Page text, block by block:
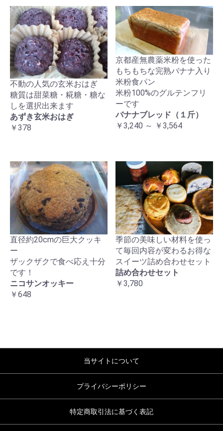
不動の人気の玄米おはぎ
糖質は甜菜糖・糀糖・糖な
しを選択出来ます
あずき玄米おはぎ
￥378
京都産無農薬米粉を使った
もちもちな完熟バナナ入り
米粉食パン
米粉100%のグルテンフリ
ーです
バナナブレッド（１斤）
￥3,240 ～ ￥3,564
直径約20cmの巨大クッキ
ー
ザックザクで食べ応え十分
です！
ニコサンオッキー
￥648
季節の美味しい材料を使っ
て毎回内容が変わるお得な
スイーツ詰め合わせセット
詰め合わせセット
￥3,780
当サイトについて
プライバシーポリシー
特定商取引法に基づく表記